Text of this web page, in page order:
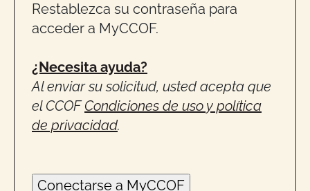
Restablezca su contraseña para
acceder a MyCCOF.
¿Necesita ayuda?
Al enviar su solicitud, usted acepta que
el CCOFCondiciones de uso y política
de privacidad.